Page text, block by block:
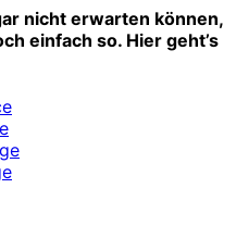
nicht erwarten können,
einfach so. Hier geht’s